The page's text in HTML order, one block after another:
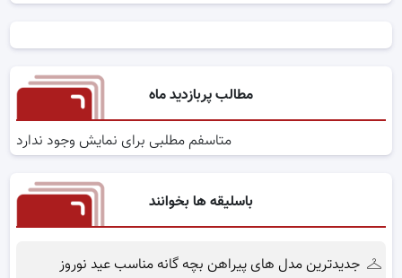
مطالب پربازدید ماه
متاسفم مطلبی برای نمایش وجود ندارد
باسلیقه ها بخوانند
جدیدترین مدل های پیراهن بچه گانه مناسب عید نوروز